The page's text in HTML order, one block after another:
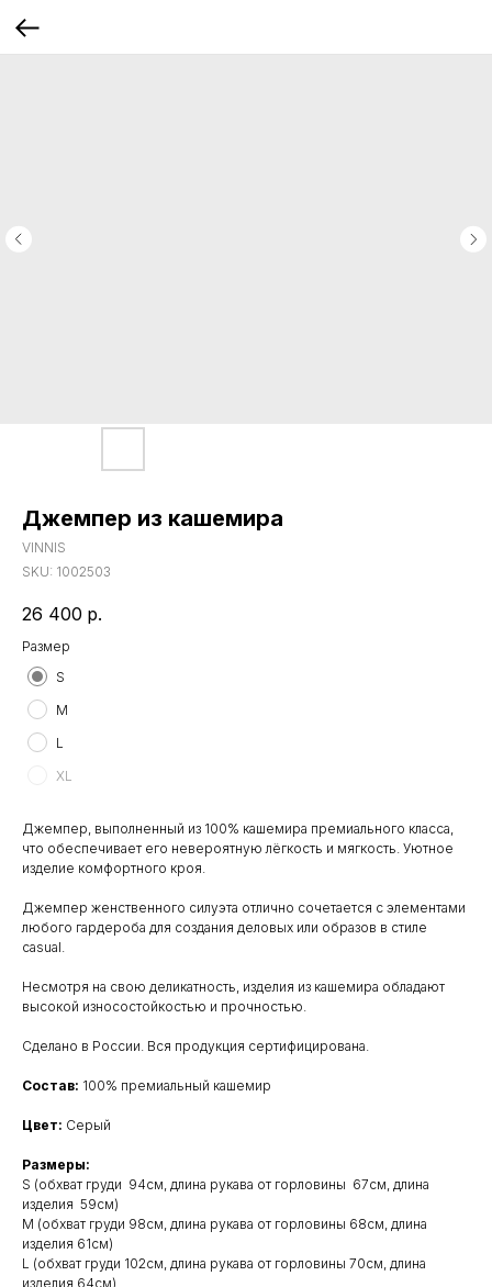
Джемпер из кашемира
VINNIS
SKU: 1002503
26 400 р.
Размер
S
M
L
XL
Джемпер, выполненный из 100% кашемира премиального класса,
что обеспечивает его невероятную лёгкость и мягкость. Уютное
изделие комфортного кроя.
Джемпер женственного силуэта отлично сочетается с элементами
любого гардероба для создания деловых или образов в стиле
casual.
Несмотря на свою деликатность, изделия из кашемира обладают
высокой износостойкостью и прочностью.
Сделано в России. Вся продукция сертифицирована.
Состав: 100% премиальный кашемир
Цвет: Серый
Размеры:
S (обхват груди 94см, длина рукава от горловины 67см, длина
изделия 59см)
M (обхват груди 98см, длина рукава от горловины 68см, длина
изделия 61см)
L (обхват груди 102см, длина рукава от горловины 70см, длина
изделия 64см)